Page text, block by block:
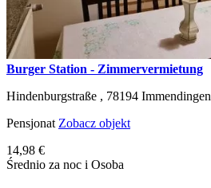
Burger Station - Zimmervermietung
Hindenburgstraße , 78194 Immendingen
Pensjonat Zobacz objekt
14,98 €
Średnio za noc i Osoba